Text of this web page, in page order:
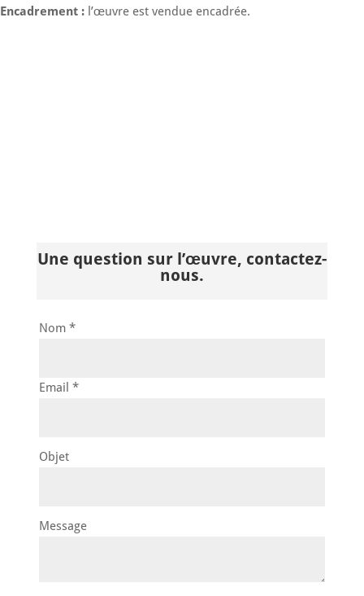
Encadrement : l’œuvre est vendue encadrée.
Une question sur l’œuvre, contactez-
nous.
Nom *
Email *
Objet
Message